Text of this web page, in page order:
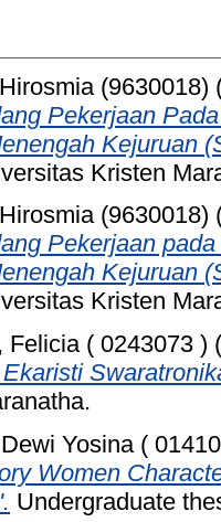
(9630018)
Pekerjaan
Kejuruan
Kristen
(9630018)
Pekerjaan
Kejuruan
Kristen
Felicia ( 0243073 )
Yosina (
Women
Undergraduate